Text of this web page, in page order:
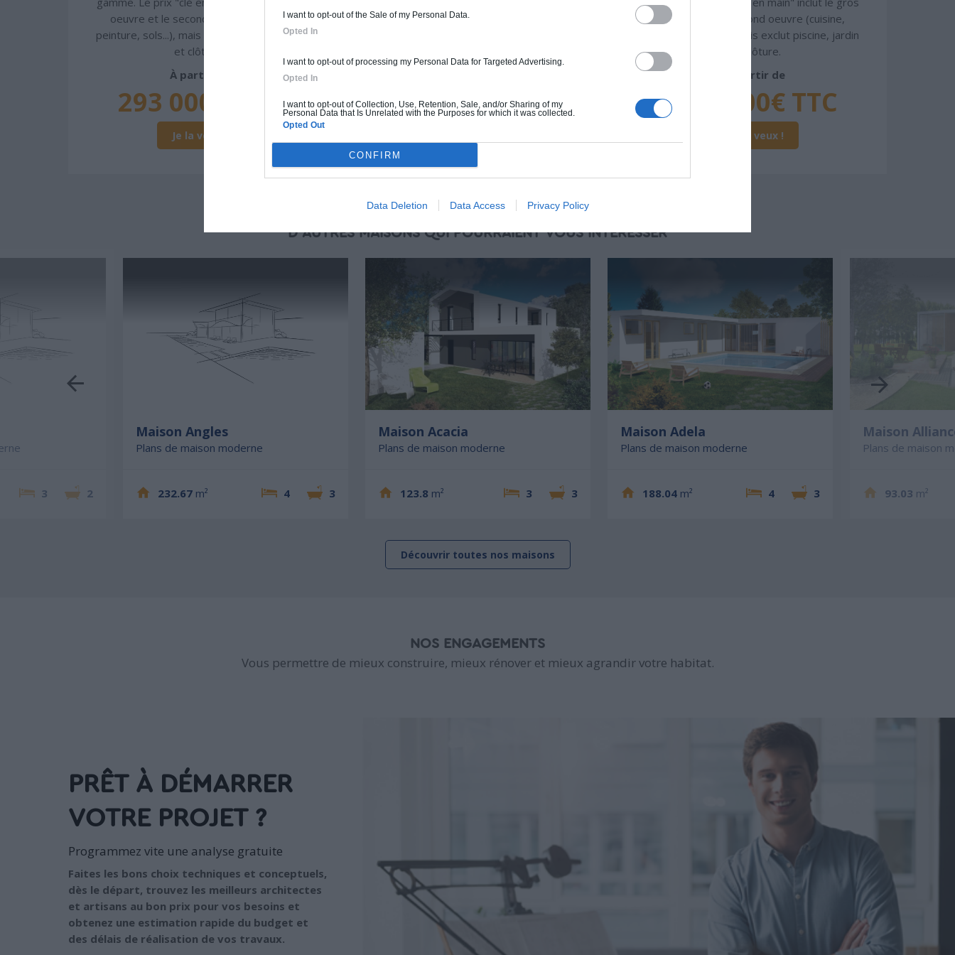
I want to opt-out of the Sale of my Personal Data.
Opted In
I want to opt-out of processing my Personal Data for Targeted Advertising.
Opted In
I want to opt-out of Collection, Use, Retention, Sale, and/or Sharing of my
Personal Data that Is Unrelated with the Purposes for which it was collected.
Opted Out
CONFIRM
Data Deletion Data Access Privacy Policy
oeuvre et le second oeuvre (cuisine,
peinture, sols...), mais exclut piscine, jardin
et clôture.
À partir de
293 000€ TTC
Je la veux !
oeuvre et le second oeuvre (cuisine,
293 000€ TTC
oeuvre et le second oeuvre (cuisine,
peinture, sols...), mais exclut piscine, jardin
et clôture.
À partir de
341 000€ TTC
Je la veux !
D'AUTRES MAISONS QUI POURRAIENT VOUS INTÉRESSER
3 2
Maison Angles
Plans de maison moderne
232.67 m² 4 3
Maison Acacia
Plans de maison moderne
123.8 m² 3 3
Maison Adela
Plans de maison moderne
188.04 m² 4 3
Maison
Plans de maison
93.03 m²
Découvrir toutes nos maisons
NOS ENGAGEMENTS
Vous permettre de mieux construire, mieux rénover et mieux agrandir votre habitat.
PRÊT À DÉMARRER
VOTRE PROJET ?
Programmez vite une analyse gratuite
Faites les bons choix techniques et conceptuels,
dès le départ, trouvez les meilleurs architectes
et artisans au bon prix pour vos besoins et
obtenez une estimation rapide du budget et
des délais de réalisation de vos travaux.